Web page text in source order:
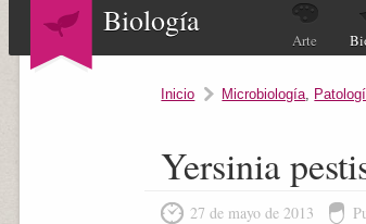
Biología
Arte
Inicio Microbiología,
Yersinia
27 de mayo de 2013